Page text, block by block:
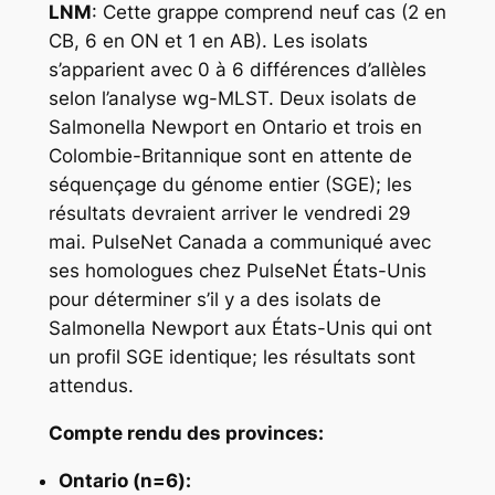
LNM: Cette grappe comprend neuf cas (2 en
CB, 6 en ON et 1 en AB). Les isolats
s’apparient avec 0 à 6 différences d’allèles
selon l’analyse wg-MLST. Deux isolats de
Salmonella Newport en Ontario et trois en
Colombie-Britannique sont en attente de
séquençage du génome entier (SGE); les
résultats devraient arriver le vendredi 29
mai. PulseNet Canada a communiqué avec
ses homologues chez PulseNet États-Unis
pour déterminer s’il y a des isolats de
Salmonella Newport aux États-Unis qui ont
un profil SGE identique; les résultats sont
attendus.
Compte rendu des provinces:
Ontario (n=6):